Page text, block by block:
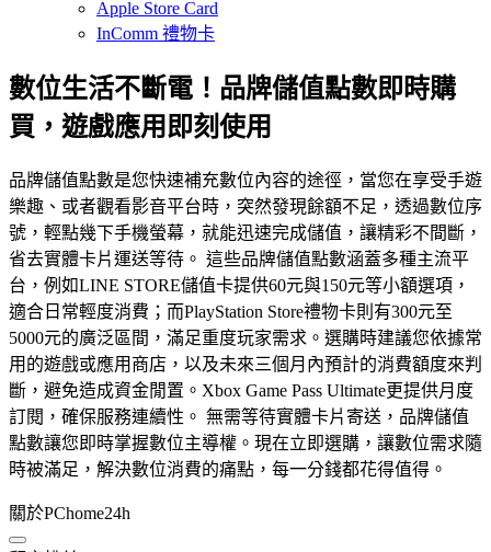
Apple Store Card
InComm 禮物卡
數位生活不斷電！品牌儲值點數即時購
買，遊戲應用即刻使用
品牌儲值點數是您快速補充數位內容的途徑，當您在享受手遊
樂趣、或者觀看影音平台時，突然發現餘額不足，透過數位序
號，輕點幾下手機螢幕，就能迅速完成儲值，讓精彩不間斷，
省去實體卡片運送等待。 這些品牌儲值點數涵蓋多種主流平
台，例如LINE STORE儲值卡提供60元與150元等小額選項，
適合日常輕度消費；而PlayStation Store禮物卡則有300元至
5000元的廣泛區間，滿足重度玩家需求。選購時建議您依據常
用的遊戲或應用商店，以及未來三個月內預計的消費額度來判
斷，避免造成資金閒置。Xbox Game Pass Ultimate更提供月度
訂閱，確保服務連續性。 無需等待實體卡片寄送，品牌儲值
點數讓您即時掌握數位主導權。現在立即選購，讓數位需求隨
時被滿足，解決數位消費的痛點，每一分錢都花得值得。
關於PChome24h